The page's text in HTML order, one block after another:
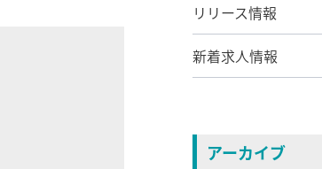
リリース情報
新着求人情報
アーカイブ